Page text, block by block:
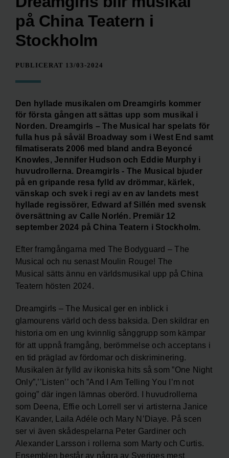
på China Teatern i
Stockholm
PUBLICERAT 13/03-2024
Den hyllade musikalen om Dreamgirls kommer
för första gången att sättas upp som musikal i
Norden. Dreamgirls – The Musical har spelats för
fulla hus på såväl Broadway som i West End samt
filmatiserats 2006 med bland andra Beyoncé
Knowles, Jennifer Hudson och Eddie Murphy i
huvudrollerna. Dreamgirls - The Musical bjuder
på en gripande resa fylld av drömmar, kärlek,
vänskap och svek i regi av en av landets mest
hyllade regissörer, Edward af Sillén med svensk
översättning av Calle Norlén. Premiär 12
september 2024 på China Teatern i Stockholm.
Efter framgångarna med The Bodyguard – The
Musical och nu senast Moulin Rouge! The
Musical sätts ännu en världsmusikal upp på China
Teatern hösten 2024.
Dreamgirls – The Musical ger en inblick i
glamourens värld och dess baksida. Den skildrar en
historia om en ung kvinnlig sånggrupp som kämpar
för att uppnå framgång, berömmelse och acceptans i
en tid präglad av fördomar och diskriminering.
Musikalen är fylld av ikoniska hits så som ”One Night
Only”,’’Listen’’ och ”And I Am Telling You I’m not
going” där ingen lämnas oberörd. I huvudrollerna
som Deena, Effie och Lorrell ser vi artisterna Janice
Kavander, Laila Adéle och Mary N’Diaye. På scen
ser vi även skådespelarna Peter Gardiner och
Alexander Larsson i rollerna som Marty och Curtis.
Ensemblen består av några av Sveriges mest